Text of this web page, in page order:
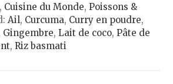
, Cuisine du Monde,Poissons &
Ail, Curcuma, Curry en poudre,
Gingembre,Lait de coco,Pâte de
,Riz basmati